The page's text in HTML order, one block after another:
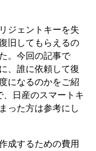
ジェントキーを失
旧してもらえるの
。今回の記事で
、誰に依頼して復
になるのかをご紹
日産のスマートキ
った方は参考にし
成するための費用